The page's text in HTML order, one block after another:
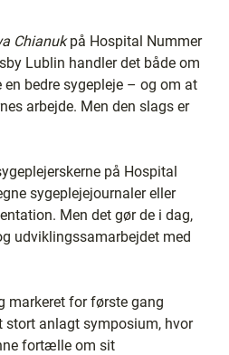
Chianukpå Hospital Nummer
Lublin handler det både om
bedre sygepleje – og om at
arbejde. Men den slags er
på Hospital
sygeplejejournaler eller
Men det gør de i dag,
udviklingssamarbejdet med
markeret for første gang
stort anlagt symposium, hvor
fortælle om sit